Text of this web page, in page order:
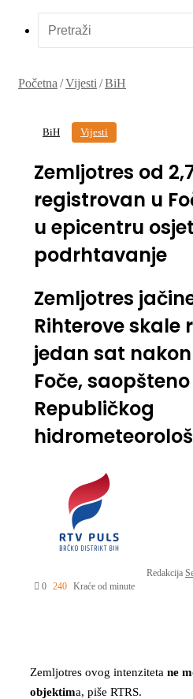
Početna /Vijesti /BiH
BiH Vijesti
Zemljotres od
registrovan u
u epicentru
podrhtavanje
Zemljotres
Rihterove skale
jedan sat
Foče, saopšteno
Republičkog
Redakcija
0 240 Kraće od minute
Zemljotres ovog intenziteta ne
objektima, piše RTRS.